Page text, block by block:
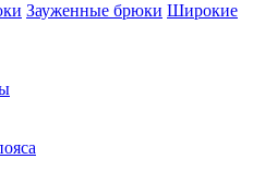
Зауженные брюки Широкие